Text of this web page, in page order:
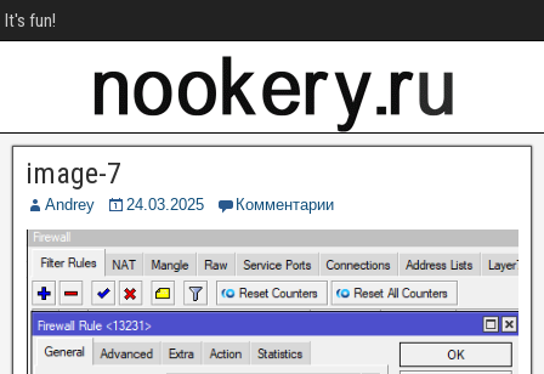
It's fun!
image-7
Andrey 24.03.2025 Комментарии